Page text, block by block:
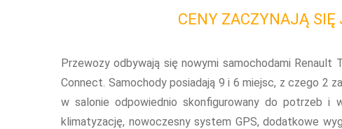
CENY ZACZYNAJĄ SIĘ
Przewozy odbywają się nowymi samochodami
Connect. Samochody posiadają 9 i 6 miejsc, z czego 2
w salonie odpowiednio skonfigurowany do potrzeb i
klimatyzację, nowoczesny system GPS, dodatkowe